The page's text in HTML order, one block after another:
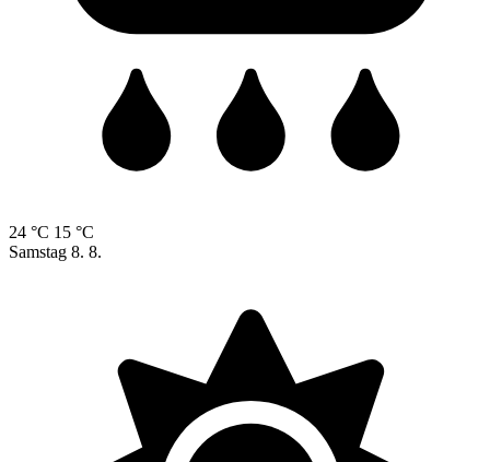
24 °C 15 °C
Samstag 8. 8.